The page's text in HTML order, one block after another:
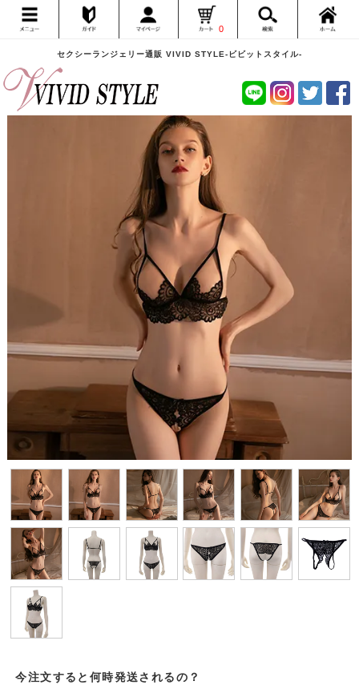
セクシーランジェリー通販 VIVID STYLE-ビビットスタイル-
0
今注文すると何時発送されるの？